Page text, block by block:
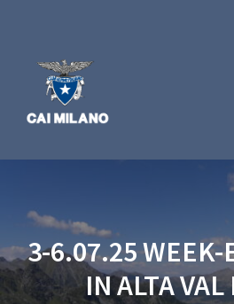
3-6.07.25 WEEK-
IN ALTA VAL